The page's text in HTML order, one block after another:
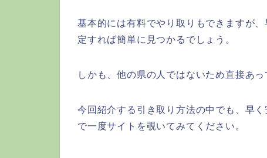
基本的には有料でやり取りもできますが
定すれば簡単に見つかるでしょう。
しかも、他の県の人ではないため直接あ
今回紹介する引き取り方法の中でも、早
で一度サイトを覗いてみてください。